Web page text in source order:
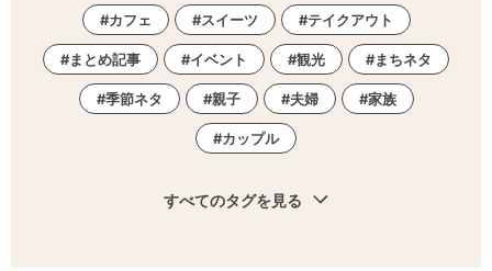
カフェ スイーツ テイクアウト
まとめ記事 イベント 観光 まちネタ
季節ネタ 親子 夫婦 家族
カップル
すべてのタグを見る